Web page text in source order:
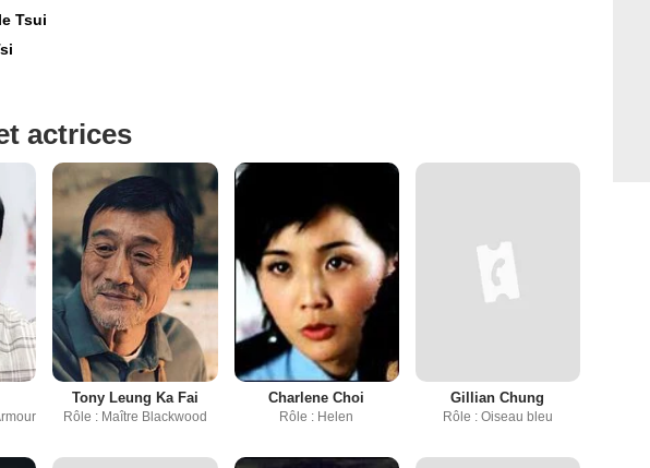
Tsui
actrices
Tony Leung Ka Fai
Rôle : Maître Blackwood
Charlene Choi
Rôle : Helen
Gillian Chung
Rôle : Oiseau bleu